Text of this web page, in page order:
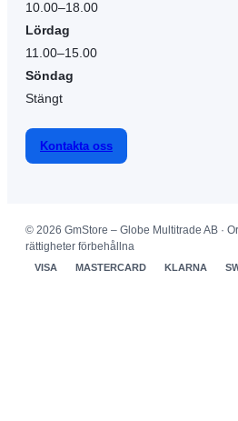
10.00–18.00
Lördag
11.00–15.00
Söndag
Stängt
Kontakta oss
© 2026 GmStore – Globe Multitrade AB ·
rättigheter förbehållna
VISA MASTERCARD KLARNA